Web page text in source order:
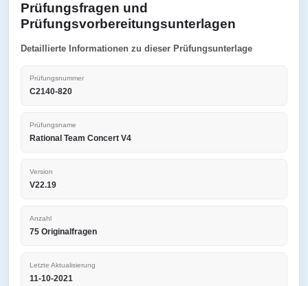
Prüfungsfragen und
Prüfungsvorbereitungsunterlagen
Detaillierte Informationen zu dieser Prüfungsunterlage
Prüfungsnummer
C2140-820
Prüfungsname
Rational Team Concert V4
Version
V22.19
Anzahl
75 Originalfragen
Letzte Aktualisierung
11-10-2021